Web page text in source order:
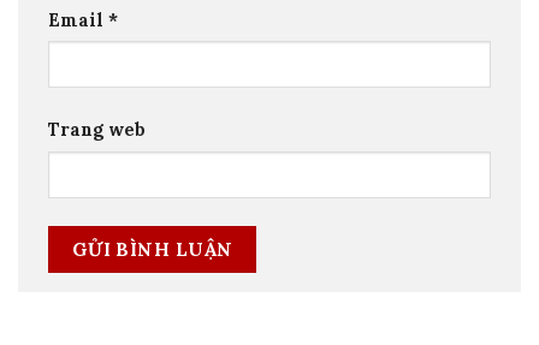
Email *
Trang web